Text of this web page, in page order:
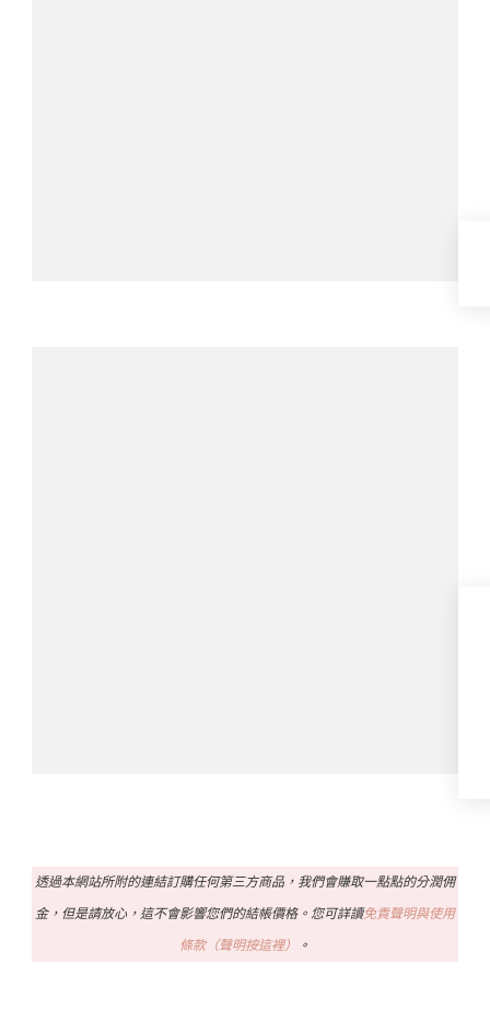
透過本網站所附的連結訂購任何第三方商品，我們會賺取一點點的分潤佣
金，但是請放心，這不會影響您們的結帳價格。您可詳讀免責聲明與使用
條款（聲明按這裡） 。